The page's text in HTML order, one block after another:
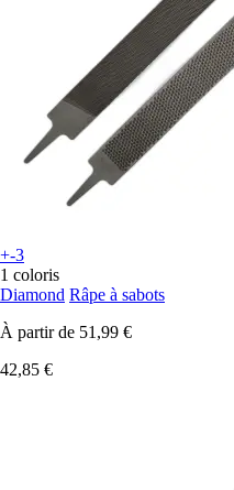
+-3
1 coloris
Diamond Râpe à sabots
À partir de 51,99 €
42,85 €